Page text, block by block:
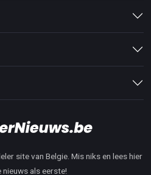
site van Belgie. Mis niks en lees hier
als eerste!